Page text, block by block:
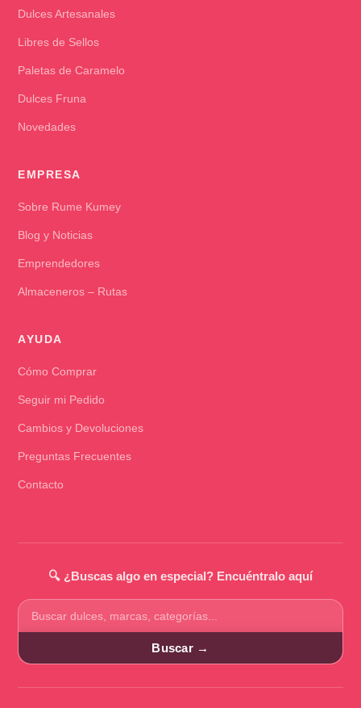
Dulces Artesanales
Libres de Sellos
Paletas de Caramelo
Dulces Fruna
Novedades
EMPRESA
Sobre Rume Kumey
Blog y Noticias
Emprendedores
Almaceneros – Rutas
AYUDA
Cómo Comprar
Seguir mi Pedido
Cambios y Devoluciones
Preguntas Frecuentes
Contacto
🔍 ¿Buscas algo en especial? Encuéntralo aquí
Buscar
productos
Buscar →